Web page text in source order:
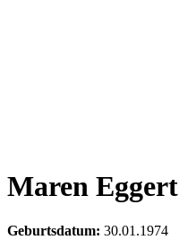
Maren Eggert
Geburtsdatum: 30.01.1974